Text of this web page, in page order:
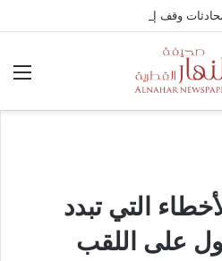
التي تبدد
على اللقب